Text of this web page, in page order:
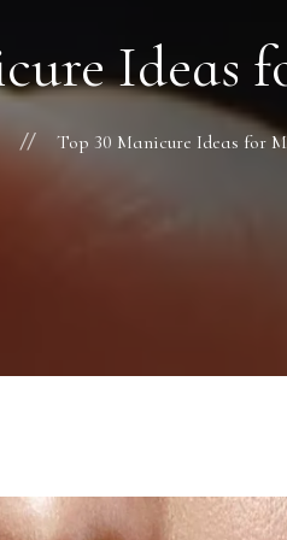
Ideas
Top 30 Manicure Ideas for